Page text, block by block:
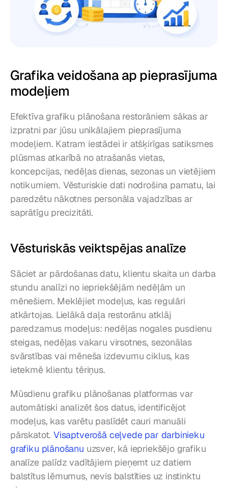
Grafika veidošana ap pieprasījuma
modeļiem
Efektīva grafiku plānošana restorāniem sākas ar
izpratni par jūsu unikālajiem pieprasījuma
modeļiem. Katram iestādei ir atšķirīgas satiksmes
plūsmas atkarībā no atrašanās vietas,
koncepcijas, nedēļas dienas, sezonas un vietējiem
notikumiem. Vēsturiskie dati nodrošina pamatu, lai
paredzētu nākotnes personāla vajadzības ar
saprātīgu precizitāti.
Vēsturiskās veiktspējas analīze
Sāciet ar pārdošanas datu, klientu skaita un darba
stundu analīzi no iepriekšējām nedēļām un
mēnešiem. Meklējiet modeļus, kas regulāri
atkārtojas. Lielākā daļa restorānu atklāj
paredzamus modeļus: nedēļas nogales pusdienu
steigas, nedēļas vakaru virsotnes, sezonālas
svārstības vai mēneša izdevumu ciklus, kas
ietekmē klientu tēriņus.
Mūsdienu grafiku plānošanas platformas var
automātiski analizēt šos datus, identificējot
modeļus, kas varētu paslīdēt cauri manuāli
pārskatot. Visaptverošā ceļvede par darbinieku
grafiku plānošanu uzsver, kā iepriekšējo grafiku
analīze palīdz vadītājiem pieņemt uz datiem
balstītus lēmumus, nevis balstīties uz instinktu